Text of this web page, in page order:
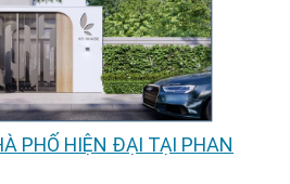
PHỐ HIỆN ĐẠI TẠI PHAN